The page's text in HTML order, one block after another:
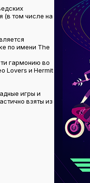
(в том числе на
по имени The
гармонию во
Lovers и Hermit
игры и
взяты из